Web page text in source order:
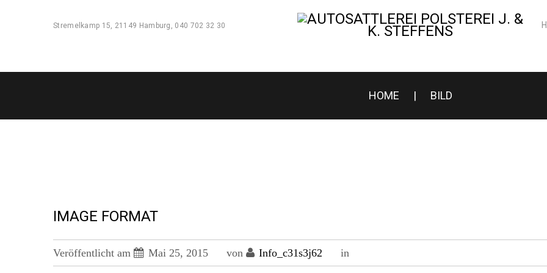
Stremelkamp 15, 21149 Hamburg, 040 702 32 30
HOME | BILD
IMAGE FORMAT
Veröffentlicht am Mai 25, 2015 von Info_c31s3j62 in